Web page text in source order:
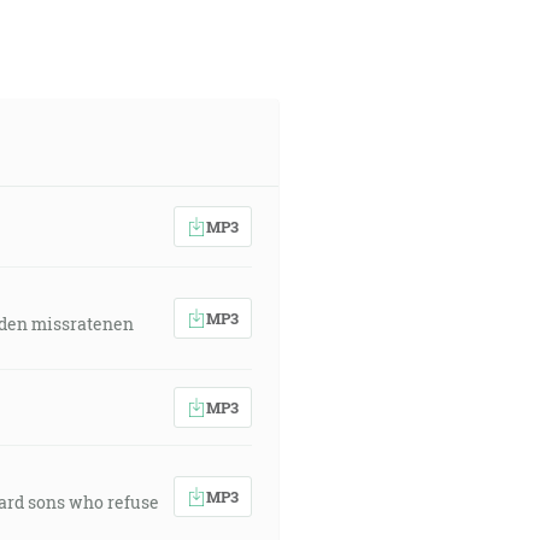
Svätého Ducha podľa
lebo Hospodin aj umyslel
ťa ľuďmi jako žravou
riekol mi: Poď, ukážem ti
MP3
missratenen
MP3
MP3
sons who refuse
MP3